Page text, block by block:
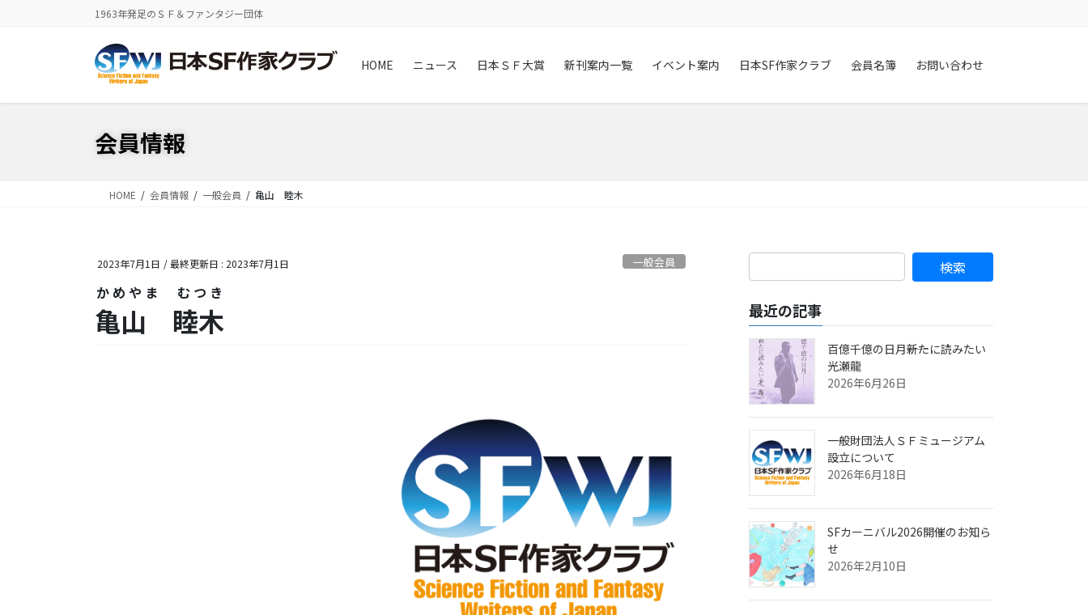
に
ョ
1963年発足のＳＦ＆ファンタジー団体
HOME ニュース 日本ＳＦ大賞 新刊案内一覧 イベント案内 日本SF作家クラブ 会員名簿 お問い合わせ
会員情報
HOME 会員情報 一般会員 亀山 睦木
2023年7月1日 / 最終更新日 : 2023年7月1日 一般会員
亀山 睦木
かめやま むつき
最近の記事
百億千億の日月――新たに読みたい
光瀬龍
2026年6月26日
一般財団法人ＳＦミュージアム
設立について
2026年6月18日
SFカーニバル2026開催のお知ら
せ
2026年2月10日